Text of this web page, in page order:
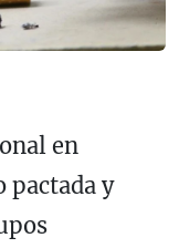
en
pactada y